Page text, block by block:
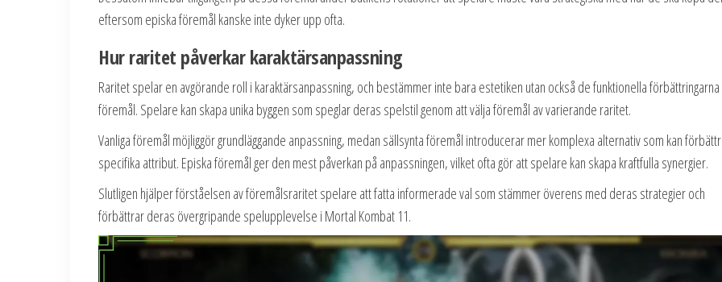
eftersom episka föremål kanske inte dyker upp ofta.
Hur raritet påverkar karaktärsanpassning
Raritet spelar en avgörande roll i karaktärsanpassning, och bestämmer inte bara estetiken utan också de funktionella förbättringarna
föremål. Spelare kan skapa unika byggen som speglar deras spelstil genom att välja föremål av varierande raritet.
Vanliga föremål möjliggör grundläggande anpassning, medan sällsynta föremål introducerar mer komplexa alternativ som kan
specifika attribut. Episka föremål ger den mest påverkan på anpassningen, vilket ofta gör att spelare kan skapa kraftfulla synergier.
Slutligen hjälper förståelsen av föremålsraritet spelare att fatta informerade val som stämmer överens med deras strategier och
förbättrar deras övergripande spelupplevelse i Mortal Kombat 11.